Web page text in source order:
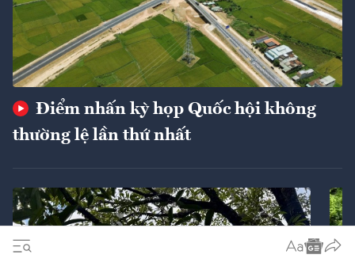
Điểm nhấn kỳ họp Quốc hội không
thường lệ lần thứ nhất